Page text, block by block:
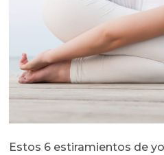
Estos 6 estiramientos de